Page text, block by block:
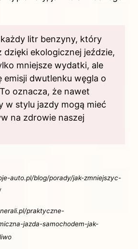
litr benzyny, który
dzięki ekologicznej jeździe,
mniejsze wydatki, ale
emisji dwutlenku węgla o
oznacza, że nawet
w stylu jazdy mogą mieć
na zdrowie naszej
auto.pl/blog/porady/jak-zmniejszyc-
praktyczne-
jazda-samochodem-jak-